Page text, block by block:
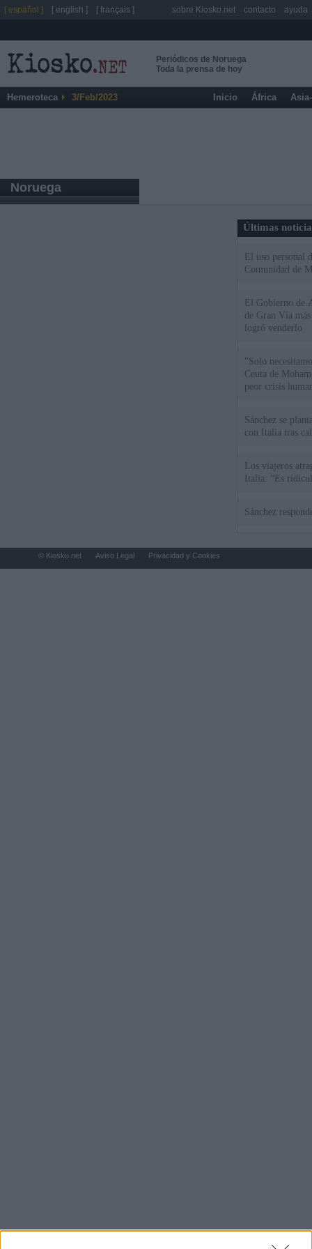
Periódicos de Noruega
Toda la prensa de hoy
Hemeroteca 3/Feb/2023 Inicio África
Noruega
Últimas
El uso personal
Comunidad de
El Gobierno de
de Gran Vía
logró venderlo
"Solo
Ceuta de
peor crisis
Sánchez se
con Italia tras
Los viajeros
Italia: “Es
Sánchez
[ español ] [ english ] [ français ] sobre Kiosko.net contacto ayuda
© Kiosko.net Aviso Legal Privacidad y Cookies